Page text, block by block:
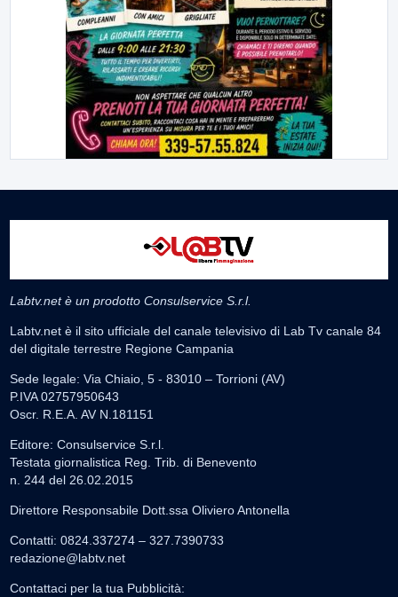
Labtv.net è un prodotto Consulservice S.r.l.
Labtv.net è il sito ufficiale del canale televisivo di Lab Tv canale 84
del digitale terrestre Regione Campania
Sede legale: Via Chiaio, 5 - 83010 – Torrioni (AV)
P.IVA 02757950643
Oscr. R.E.A. AV N.181151
Editore: Consulservice S.r.l.
Testata giornalistica Reg. Trib. di Benevento
n. 244 del 26.02.2015
Direttore Responsabile Dott.ssa Oliviero Antonella
Contatti: 0824.337274 – 327.7390733
redazione@labtv.net
Contattaci per la tua Pubblicità: